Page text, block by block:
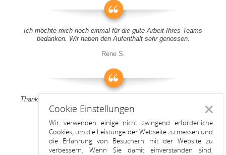
Ich möchte mich noch einmal für die gute Arbeit Ihres Teams
bedanken. Wir haben den Aufenthalt sehr genossen.
Rene S.
Thank you all for your support! It was a pleasure to stay at your
apartment
Anitah S.
Cookie Einstellungen
Wir verwenden einige nicht zwingend erforderliche
Cookies, um die Leistunge der Webseite zu messen und
die Erfahrung von Besuchern mit der Website zu
verbessern. Wenn Sie damit einverstanden sind,